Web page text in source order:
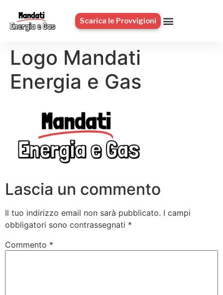
Scarica le Provvigioni
Logo Mandati
Energia e Gas
Lascia un commento
Il tuo indirizzo email non sarà pubblicato. I campi
obbligatori sono contrassegnati *
Commento *